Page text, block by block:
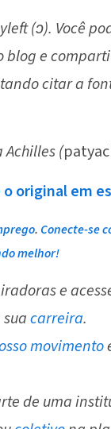
(ↄ). Você
blog e
citar a
Achilles (
o original em
. Conecte-se
melhor!
e
carreira.
movimento
de uma